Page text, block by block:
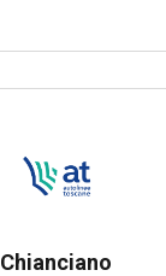
Chianciano